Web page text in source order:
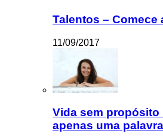
Talentos – Comece
11/09/2017
Vida sem propósito
apenas uma palavra